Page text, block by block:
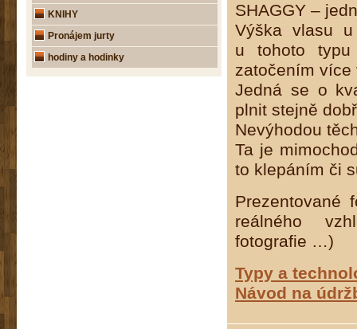
SHAGGY –
Výška vlasu
u tohoto
zatočením více
Jedná se o
plnit stejně
Nevýhodou
Ta je
to klepáním či
Prezentované
reálného
fotografie …)
Typy a
Návod na
KNIHY
Pronájem jurty
hodiny a hodinky